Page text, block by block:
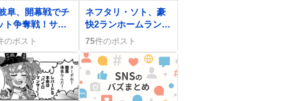
阜、開幕戦でチ
ト争奪戦！サポ
ー熱狂の様子
のポスト
ネフタリ・ソト、豪
快2ランホームランで
チームをリード フ
75件のポスト